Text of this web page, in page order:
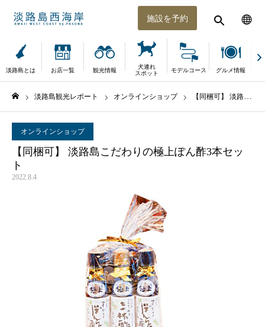
施設を予約
淡路島とは お店一覧 観光情報
犬連れ
スポット
モデルコース グルメ情報
淡路島観光レポート オンラインショップ 【同梱可】 淡路島こだわりの極上ぽん酢3本セット
オンラインショップ
【同梱可】 淡路島こだわりの極上ぽん酢3本セッ
ト
2022.8.4